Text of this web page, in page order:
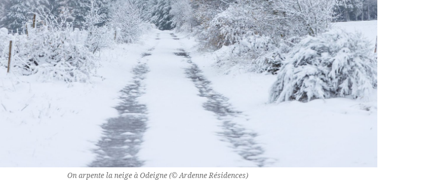
On arpente la neige à Odeigne (© Ardenne Résidences)